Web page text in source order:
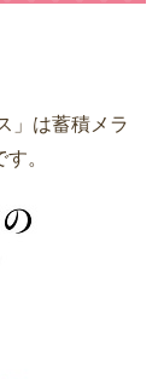
」は蓄積メラ
。